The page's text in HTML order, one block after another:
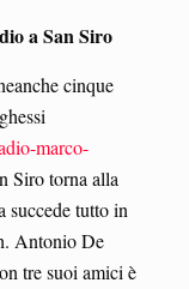
a San Siro
cinque
marco-
Siro torna alla
succede tutto in
Antonio De
tre suoi amici è